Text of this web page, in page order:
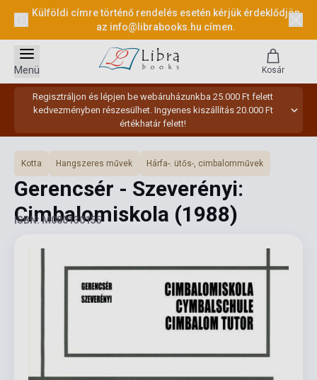
Külföldi címre történő rendelés esetén kérjük érdeklődjön
az info@librabooks.hu címen.
Regisztráljon és lépjen be webáruházunkba 25.000 Ft felett
kedvezményben részesülhet. Ingyenes kiszállítás 20.000 Ft
értékhatár felett!
Menü Kosár
Kotta Hangszeres művek Hárfa-. ütős-, cimbalomművek
Gerencsér - Szeverényi:
Cimbalomiskola (1988)
ISBN: M080130155